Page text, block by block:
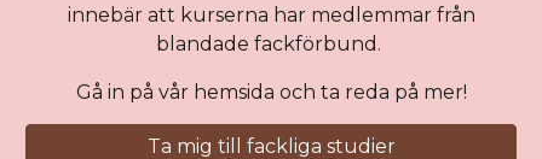
innebär att kurserna har medlemmar från
blandade fackförbund.
Gå in på vår hemsida och ta reda på mer!
Ta mig till fackliga studier